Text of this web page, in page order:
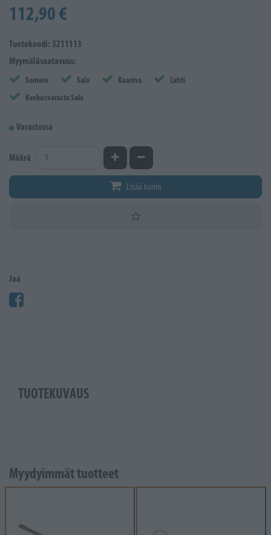
112,90 €
Tuotekoodi: 3211113
Myymäläsaatavuus:
Somero Salo Kaarina
Lahti
Keskusvarasto Salo
Varastossa
Määrä Kasvata määrääVähennä määrää
Lisää koriin
Jaa
TUOTEKUVAUS
Myydyimmät tuotteet